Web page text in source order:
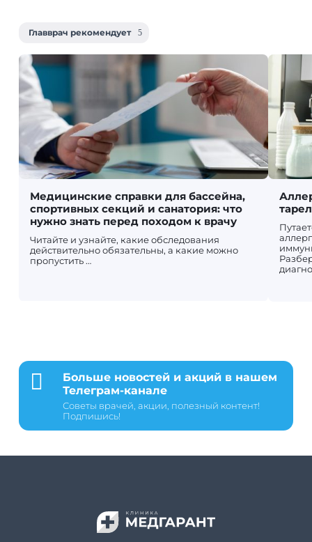
Главврач рекомендует
Медицинские справки для бассейна,
спортивных секций и санатория: что
нужно знать перед походом к врачу
Читайте и узнайте, какие обследования
действительно обязательны, а какие можно
пропустить …

Больше новостей и акций в нашем
Телеграм-канале
Советы врачей, акции, полезный контент!
Подпишись!